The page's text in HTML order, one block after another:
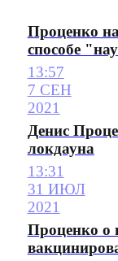
Проценко
способе
13:57
7 СЕН
2021
Денис
локдауна
13:31
31 ИЮЛ
2021
Проценко о